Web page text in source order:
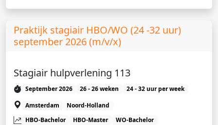
Praktijk stagiair HBO/WO (24 -32 uur)
september 2026 (m/v/x)
Stagiair hulpverlening 113
September 2026 26 - 26 weken
24 - 32 uur per week
Amsterdam
Noord-Holland
HBO-Bachelor
HBO-Master
WO-Bachelor